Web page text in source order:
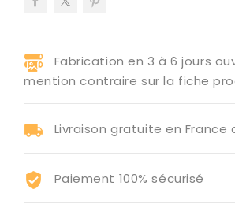
Fabrication en 3 à 6 jours
mention contraire sur la fiche
Livraison gratuite en France
Paiement 100% sécurisé